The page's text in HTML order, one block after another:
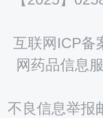
互联网ICP备
网药品信息
不良信息举报